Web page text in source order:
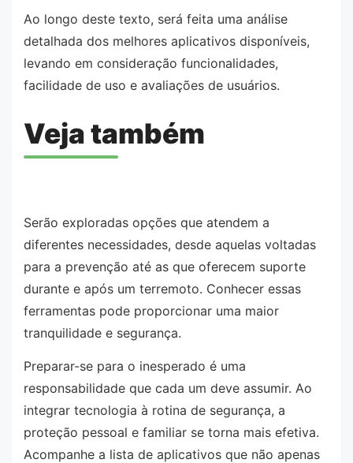
Ao longo deste texto, será feita uma análise
detalhada dos melhores aplicativos disponíveis,
levando em consideração funcionalidades,
facilidade de uso e avaliações de usuários.
Veja também
Serão exploradas opções que atendem a
diferentes necessidades, desde aquelas voltadas
para a prevenção até as que oferecem suporte
durante e após um terremoto. Conhecer essas
ferramentas pode proporcionar uma maior
tranquilidade e segurança.
Preparar-se para o inesperado é uma
responsabilidade que cada um deve assumir. Ao
integrar tecnologia à rotina de segurança, a
proteção pessoal e familiar se torna mais efetiva.
Acompanhe a lista de aplicativos que não apenas